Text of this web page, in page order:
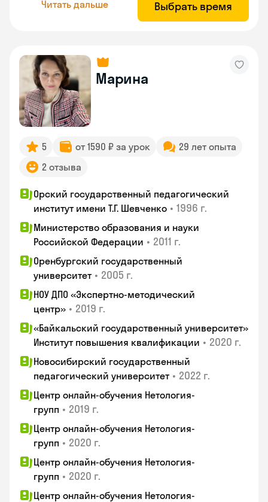
Читать дальше Выбрать время
Марина
5 от 1590 ₽ за урок
29 лет опыта
2 отзыва
Орский государственный педагогический
институт имени Т.Г. Шевченко • 1996 г.
Министерство образования и науки
Российской Федерации • 2011 г.
Оренбургский государственный
университет • 2005 г.
НОУ ДПО «Экспертно-методический
центр» • 2019 г.
«Байкальский государственный университет»
Институт повышения квалификации • 2020 г.
Новосибирский государственный
педагогический университет • 2022 г.
Центр онлайн-обучения Нетология-
групп • 2019 г.
Центр онлайн-обучения Нетология-
групп • 2020 г.
Центр онлайн-обучения Нетология-
групп • 2020 г.
Центр онлайн-обучения Нетология-